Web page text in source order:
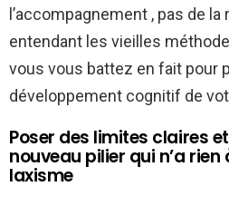
l’accompagnement , pas de
entendant les vieilles
vous vous battez en fait pour
développement cognitif de
Poser des limites claires
nouveau pilier qui n’a rien
laxisme